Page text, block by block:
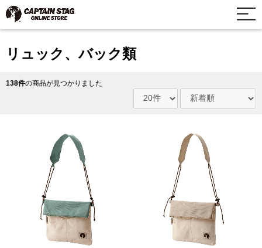
リュック、バック類
138件の商品が見つかりました